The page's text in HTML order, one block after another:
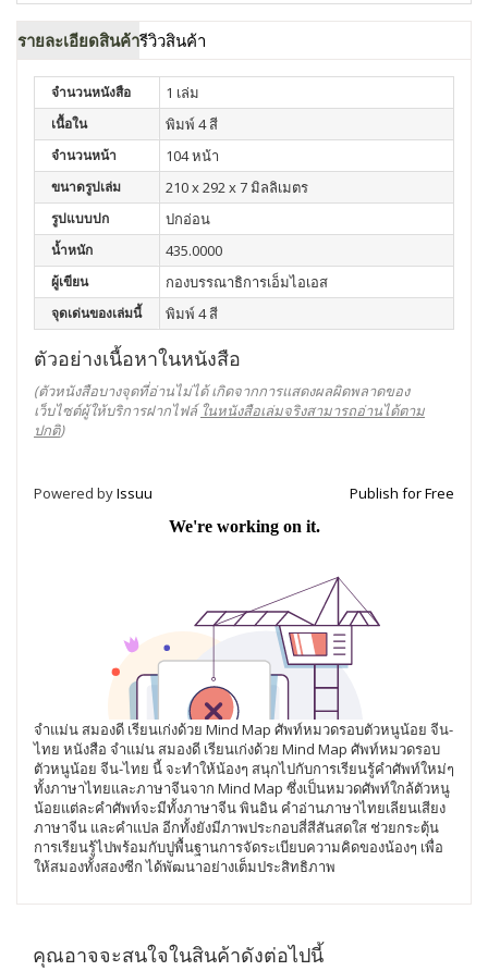
รายละเอียดสินค้ารีวิวสินค้า
จำนวนหนังสือ 1 เล่ม
เนื้อใน พิมพ์ 4 สี
จำนวนหน้า 104 หน้า
ขนาดรูปเล่ม 210 x 292 x 7 มิลลิเมตร
รูปแบบปก ปกอ่อน
น้ำหนัก 435.0000
ผู้เขียน กองบรรณาธิการเอ็มไอเอส
จุดเด่นของเล่มนี้ พิมพ์ 4 สี
ตัวอย่างเนื้อหาในหนังสือ
(ตัวหนังสือบางจุดที่อ่านไม่ได้ เกิดจากการแสดงผลผิดพลาดของ
เว็บไซต์ผู้ให้บริการฝากไฟล์ ในหนังสือเล่มจริงสามารถอ่านได้ตาม
ปกติ)
Powered byIssuu Publish for Free
จำแม่น สมองดี เรียนเก่งด้วย Mind Map ศัพท์หมวดรอบตัวหนูน้อย จีน-
ไทย หนังสือ จำแม่น สมองดี เรียนเก่งด้วย Mind Map ศัพท์หมวดรอบ
ตัวหนูน้อย จีน-ไทย นี้ จะทำให้น้องๆ สนุกไปกับการเรียนรู้คำศัพท์ใหม่ๆ
ทั้งภาษาไทยและภาษาจีนจาก Mind Map ซึ่งเป็นหมวดศัพท์ใกล้ตัวหนู
น้อยแต่ละคำศัพท์จะมีทั้งภาษาจีน พินอิน คำอ่านภาษาไทยเลียนเสียง
ภาษาจีน และคำแปล อีกทั้งยังมีภาพประกอบสี่สีสันสดใส ช่วยกระตุ้น
การเรียนรู้ไปพร้อมกับปูพื้นฐานการจัดระเบียบความคิดของน้องๆ เพื่อ
ให้สมองทั้งสองซีก ได้พัฒนาอย่างเต็มประสิทธิภาพ
คุณอาจจะสนใจในสินค้าดังต่อไปนี้